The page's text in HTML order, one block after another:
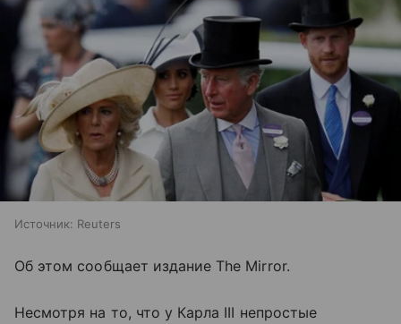
Источник: Reuters
Об этом сообщает издание The Mirror.
Несмотря на то, что у Карла III непростые